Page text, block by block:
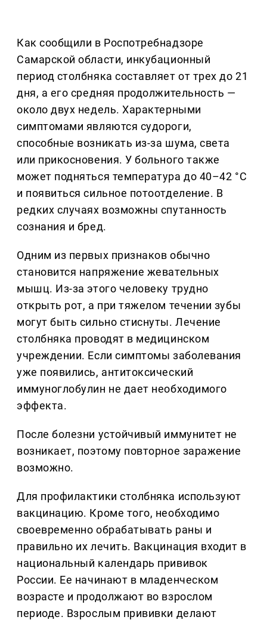
Как сообщили в Роспотребнадзоре
Самарской области, инкубационный
период столбняка составляет от трех до 21
дня, а его средняя продолжительность —
около двух недель. Характерными
симптомами являются судороги,
способные возникать из-за шума, света
или прикосновения. У больного также
может подняться температура до 40–42 °С
и появиться сильное потоотделение. В
редких случаях возможны спутанность
сознания и бред.
Одним из первых признаков обычно
становится напряжение жевательных
мышц. Из-за этого человеку трудно
открыть рот, а при тяжелом течении зубы
могут быть сильно стиснуты. Лечение
столбняка проводят в медицинском
учреждении. Если симптомы заболевания
уже появились, антитоксический
иммуноглобулин не дает необходимого
эффекта.
После болезни устойчивый иммунитет не
возникает, поэтому повторное заражение
возможно.
Для профилактики столбняка используют
вакцинацию. Кроме того, необходимо
своевременно обрабатывать раны и
правильно их лечить. Вакцинация входит в
национальный календарь прививок
России. Ее начинают в младенческом
возрасте и продолжают во взрослом
периоде. Взрослым прививки делают